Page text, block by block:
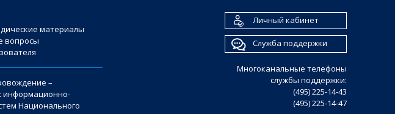
материалы
вопросы
–
информационно-
Национального
Личный кабинет
Служба поддержки
Многоканальные телефоны
службы поддержки:
(495) 225-14-43
(495) 225-14-47